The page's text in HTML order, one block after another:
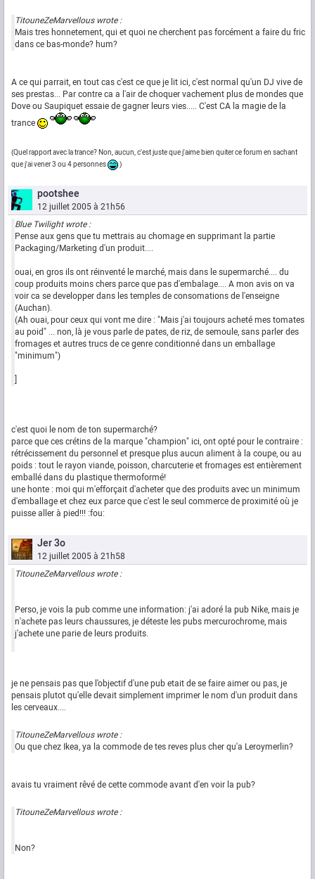
TitouneZeMarvellous wrote :
Mais tres honnetement, qui et quoi ne cherchent pas forcément a faire du fric
dans ce bas-monde? hum?
A ce qui parrait, en tout cas c'est ce que je lit ici, c'est normal qu'un DJ vive de
ses prestas... Par contre ca a l'air de choquer vachement plus de mondes que
Dove ou Saupiquet essaie de gagner leurs vies..... C'est CA la magie de la
trance
(Quel rapport avec la trance? Non, aucun, c'est juste que j'aime bien quiter ce forum en sachant
que j'ai vener 3 ou 4 personnes
)
pootshee
12 juillet 2005 à 21h56
Blue Twilight wrote :
Pense aux gens que tu mettrais au chomage en supprimant la partie
Packaging/Marketing d'un produit....
ouai, en gros ils ont réinventé le marché, mais dans le supermarché.... du
coup produits moins chers parce que pas d'embalage.... A mon avis on va
voir ca se developper dans les temples de consomations de l'enseigne
(Auchan).
(Ah ouai, pour ceux qui vont me dire : "Mais j'ai toujours acheté mes tomates
au poid" ... non, là je vous parle de pates, de riz, de semoule, sans parler des
fromages et autres trucs de ce genre conditionné dans un emballage
"minimum")
]
c'est quoi le nom de ton supermarché?
parce que ces crétins de la marque "champion" ici, ont opté pour le contraire :
rétrécissement du personnel et presque plus aucun aliment à la coupe, ou au
poids : tout le rayon viande, poisson, charcuterie et fromages est entièrement
emballé dans du plastique thermoformé!
une honte : moi qui m'efforçait d'acheter que des produits avec un minimum
d'emballage et chez eux parce que c'est le seul commerce de proximité où je
puisse aller à pied!!! :fou:
Jer 3o
12 juillet 2005 à 21h58
TitouneZeMarvellous wrote :
Perso, je vois la pub comme une information: j'ai adoré la pub Nike, mais je
n'achete pas leurs chaussures, je déteste les pubs mercurochrome, mais
j'achete une parie de leurs produits.
je ne pensais pas que l'objectif d'une pub etait de se faire aimer ou pas, je
pensais plutot qu'elle devait simplement imprimer le nom d'un produit dans
les cerveaux....
TitouneZeMarvellous wrote :
Ou que chez Ikea, ya la commode de tes reves plus cher qu'a Leroymerlin?
avais tu vraiment rêvé de cette commode avant d'en voir la pub?
TitouneZeMarvellous wrote :
Non?